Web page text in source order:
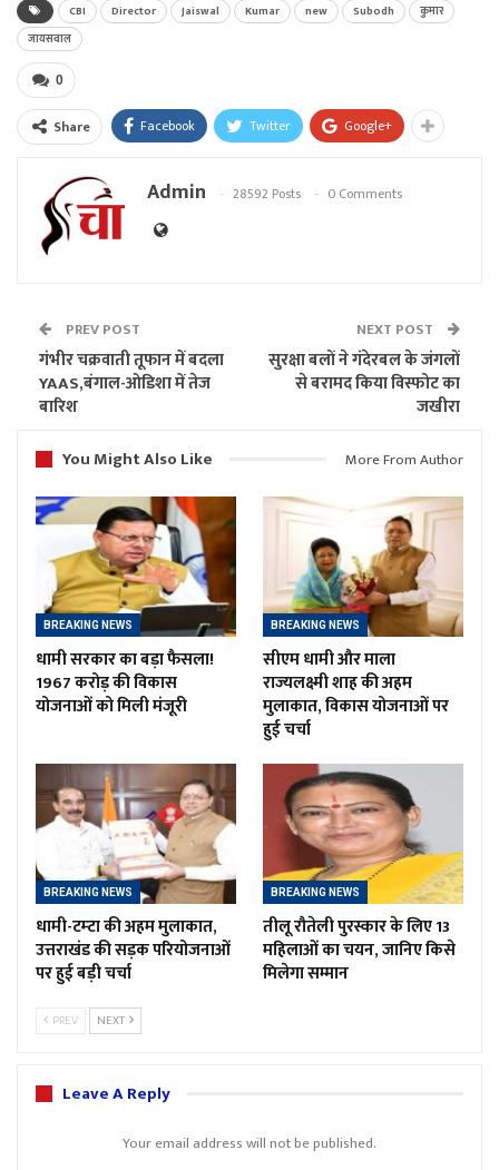
CBI Director Jaiswal Kumar new Subodh
कुमार
जायसवाल
0
Share Facebook Twitter Google+
Admin 28592 Posts 0 Comments
PREV POST
गंभीर चक्रवाती तूफान में बदला
YAAS,बंगाल-ओडिशा में तेज
बारिश
NEXT POST
सुरक्षा बलों ने गंदेरबल के जंगलों
से बरामद किया विस्फोट का
जखीरा
You Might Also Like
More From Author
BREAKING NEWS
धामी सरकार का बड़ा फैसला!
1967 करोड़ की विकास
योजनाओं को मिली मंजूरी
BREAKING NEWS
सीएम धामी और माला
राज्यलक्ष्मी शाह की अहम
मुलाकात, विकास योजनाओं पर
हुई चर्चा
BREAKING NEWS
धामी-टम्टा की अहम मुलाकात,
उत्तराखंड की सड़क परियोजनाओं
पर हुई बड़ी चर्चा
BREAKING NEWS
तीलू रौतेली पुरस्कार के लिए 13
महिलाओं का चयन, जानिए किसे
मिलेगा सम्मान
PREV NEXT
Leave A Reply
Your email address will not be published.